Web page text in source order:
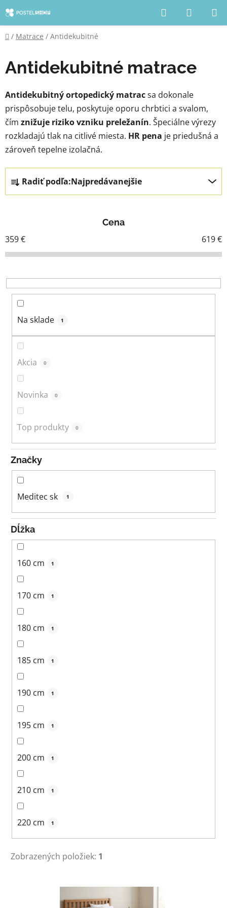
na
obsah
Hľadať
KOŠÍK
Domov
/ Matrace / Antidekubitné
Antidekubitné matrace
Antidekubitný ortopedický matracsa dokonale
prispôsobuje telu, poskytuje oporu chrbtici a svalom,
čím znižuje riziko vzniku preležanín. Špeciálne výrezy
rozkladajú tlak na citlivé miesta. HR pena je priedušná a
zároveň tepelne izolačná.
a
d
i
e
r
o
Radiť podľa:Najpredávanejšie
Cena
359€ 619€
Na sklade 1
Akcia 0
Novinka 0
Top produkty 0
Značky
Meditec sk 1
Dĺžka
160 cm 1
170 cm 1
180 cm 1
185 cm 1
190 cm 1
195 cm 1
200 cm 1
210 cm 1
220 cm 1
Zobrazených položiek: 1